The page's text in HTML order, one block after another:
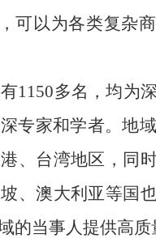
，可以为各类复杂
1150多名，均为
专家和学者。地
、台湾地区，同
、澳大利亚等国
的当事人提供高